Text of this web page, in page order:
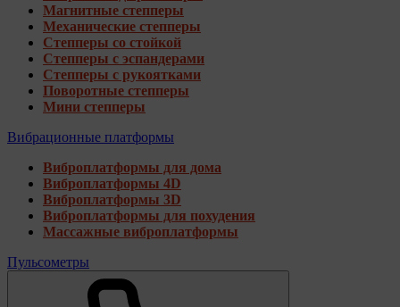
Магнитные степперы
Механические степперы
Степперы со стойкой
Степперы с эспандерами
Степперы с рукоятками
Поворотные степперы
Мини степперы
Вибрационные платформы
Виброплатформы для дома
Виброплатформы 4D
Виброплатформы 3D
Виброплатформы для похудения
Массажные виброплатформы
Пульсометры